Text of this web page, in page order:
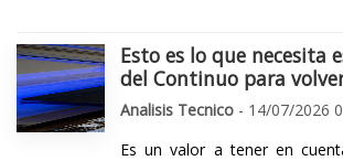
Esto es lo que necesita
del Continuo para
Analisis Tecnico - 14/07/2026
Es un valor a tener en